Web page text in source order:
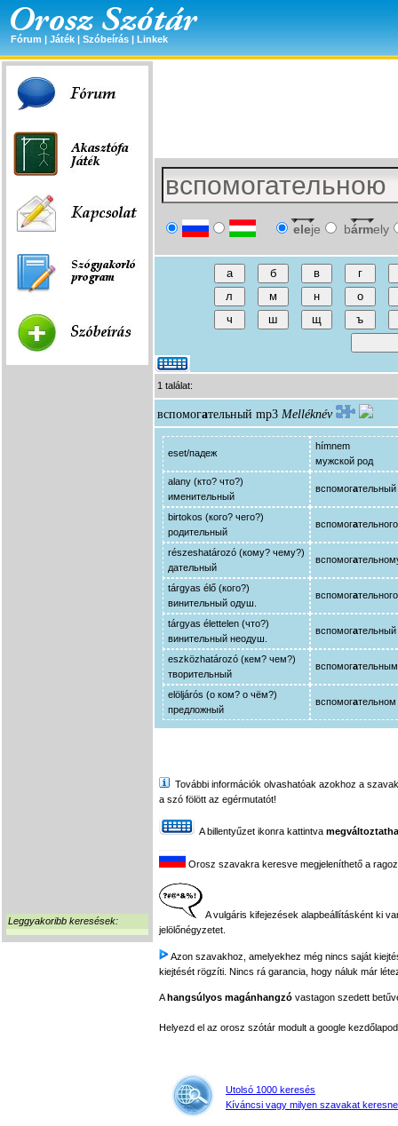
Fórum | Játék | Szóbeírás | Linkek
Leggyakoribb keresések:
eleje bármely
1 találat:
вспомогательный mp3 Melléknév
eset/падеж
hímnem
мужской род
alany (кто? что?)
именительный
вспомогательный
birtokos (кого? чего?)
родительный
вспомогательного
részeshatározó (кому? чему?)
дательный
вспомога
tárgyas élő (кого?)
винительный одуш.
вспомогательного
tárgyas élettelen (что?)
винительный неодуш.
вспомогательный
eszközhatározó (кем? чем?)
творительный
вспомогательным
elöljárós (о ком? о чём?)
предложный
вспомогательном
További információk olvashatóak azokhoz a
a szó fölött az egérmutatót!
A billentyűzet ikonra kattintva
Orosz szavakra keresve megjeleníthető a
A vulgáris kifejezések alapbeállításként ki
jelölőnégyzetet.
Azon szavakhoz, amelyekhez még nincs saját
kiejtését rögzíti. Nincs rá garancia, hogy náluk már
Ahangsúlyos magánhangzó vastagon szedett
Helyezd el az orosz szótár modult a google
Utolsó 1000 keresés
Kíváncsi vagy milyen szavakat